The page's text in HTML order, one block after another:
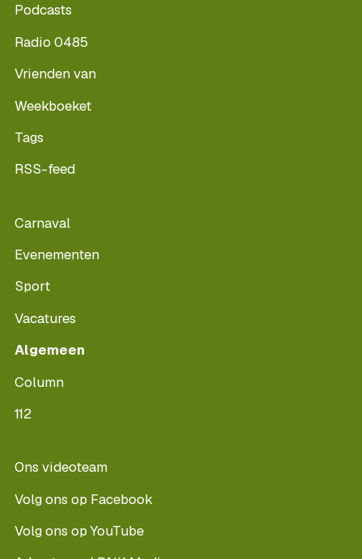
Podcasts
Radio 0485
Vrienden van
Weekboeket
Tags
RSS-feed
Carnaval
Evenementen
Sport
Vacatures
Algemeen
Column
112
Ons videoteam
Volg ons op Facebook
Volg ons op YouTube